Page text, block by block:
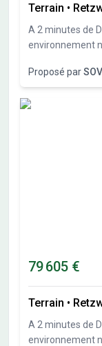
Terrain •
A 2 minutes de
environnement
sol possible et
viabilités
constructeurs et
Proposé par
79 605 €
Terrain •
A 2 minutes de
environnement